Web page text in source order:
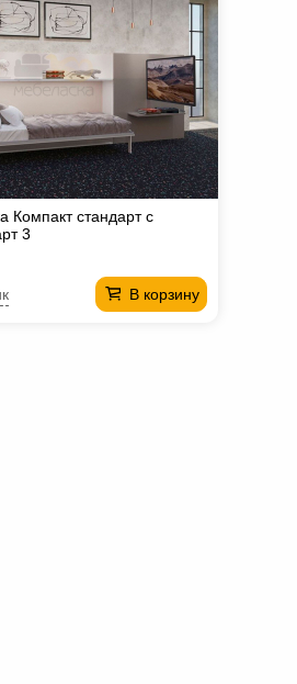
Компакт стандарт с
3
В корзину